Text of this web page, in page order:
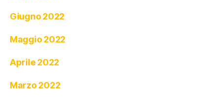
Giugno 2022
Maggio 2022
Aprile 2022
Marzo 2022